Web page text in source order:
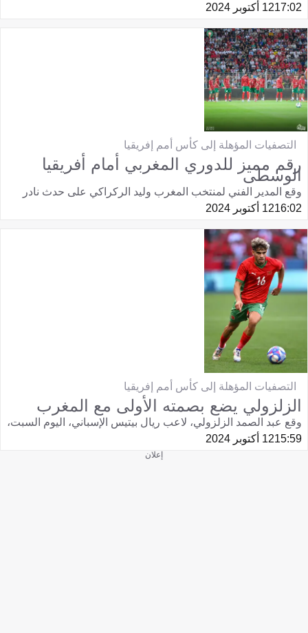
17:0212 أكتوبر 2024
التصفيات المؤهلة إلى كأس أمم إفريقيا
رقم مميز للدوري المغربي أمام أفريقيا
الوسطى
وقع المدير الفني لمنتخب المغرب وليد الركراكي على حدث نادر
16:0212 أكتوبر 2024
التصفيات المؤهلة إلى كأس أمم إفريقيا
الزلزولي يضع بصمته الأولى مع المغرب
وقع عبد الصمد الزلزولي، لاعب ريال بيتيس الإسباني، اليوم السبت،
15:5912 أكتوبر 2024
إعلان